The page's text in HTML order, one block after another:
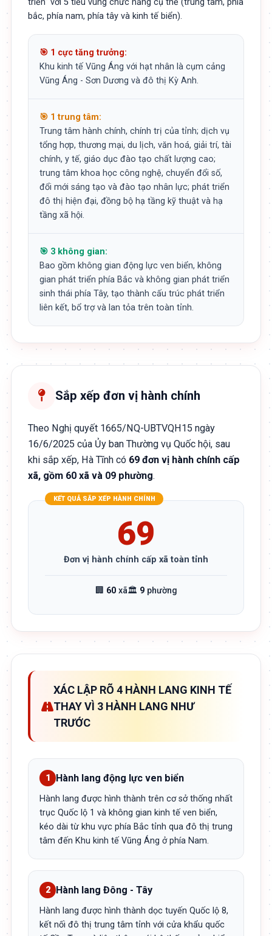
triển" với 5 tiểu vùng chức năng cụ thể (trung tâm, phía
bắc, phía nam, phía tây và kinh tế biển).
🎯 1 cực tăng trưởng:
Khu kinh tế Vũng Áng với hạt nhân là cụm cảng
Vũng Áng - Sơn Dương và đô thị Kỳ Anh.
🎯 1 trung tâm:
Trung tâm hành chính, chính trị của tỉnh; dịch vụ
tổng hợp, thương mại, du lịch, văn hoá, giải trí, tài
chính, y tế, giáo dục đào tạo chất lượng cao;
trung tâm khoa học công nghệ, chuyển đổi số,
đổi mới sáng tạo và đào tạo nhân lực; phát triển
đô thị hiện đại, đồng bộ hạ tầng kỹ thuật và hạ
tầng xã hội.
🎯 3 không gian:
Bao gồm không gian động lực ven biển, không
gian phát triển phía Bắc và không gian phát triển
sinh thái phía Tây, tạo thành cấu trúc phát triển
liên kết, bổ trợ và lan tỏa trên toàn tỉnh.
Sắp xếp đơn vị hành chính
Theo Nghị quyết 1665/NQ-UBTVQH15 ngày
16/6/2025 của Ủy ban Thường vụ Quốc hội, sau
khi sắp xếp, Hà Tĩnh có 69 đơn vị hành chính cấp
xã, gồm 60 xã và 09 phường.
KẾT QUẢ SẮP XẾP HÀNH CHÍNH
69
Đơn vị hành chính cấp xã toàn tỉnh
🏢 60xã🏛️ 9phường
XÁC LẬP RÕ 4 HÀNH LANG KINH TẾ
THAY VÌ 3 HÀNH LANG NHƯ
TRƯỚC
1 Hành lang động lực ven biển
Hành lang được hình thành trên cơ sở thống nhất
trục Quốc lộ 1 và không gian kinh tế ven biển,
kéo dài từ khu vực phía Bắc tỉnh qua đô thị trung
tâm đến Khu kinh tế Vũng Áng ở phía Nam.
2 Hành lang Đông - Tây
Hành lang được hình thành dọc tuyến Quốc lộ 8,
kết nối đô thị trung tâm tỉnh với cửa khẩu quốc